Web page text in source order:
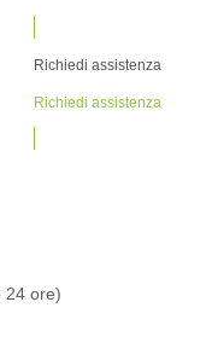
Richiedi assistenza
Richiedi assistenza
24 ore)